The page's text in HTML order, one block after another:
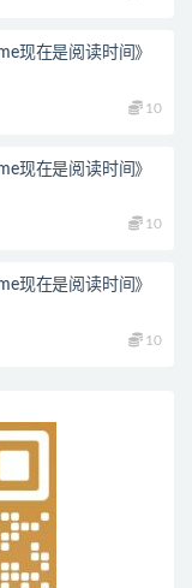
现在是阅读时间》
10
现在是阅读时间》
10
现在是阅读时间》
10